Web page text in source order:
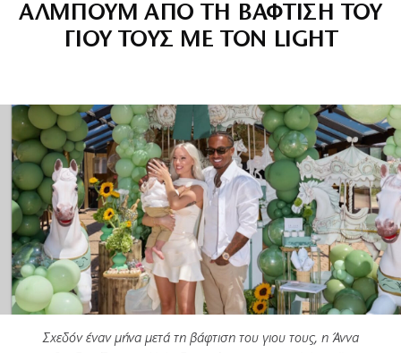
ΑΛΜΠΟΥΜ ΑΠΟ ΤΗ ΒΑΦΤΙΣΗ ΤΟΥ
ΓΙΟΥ ΤΟΥΣ ΜΕ ΤΟΝ LIGHT
Σχεδόν έναν μήνα μετά τη βάφτιση του γιου τους, η Άννα